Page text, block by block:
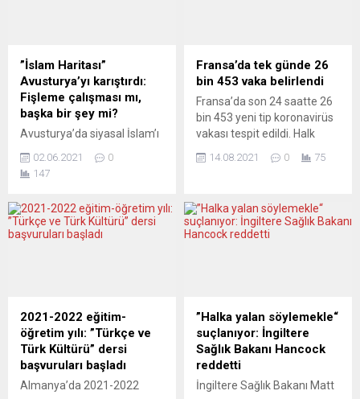
”İslam Haritası”
Avusturya’yı karıştırdı:
Fişleme çalışması mı,
başka bir şey mi?
Avusturya’da siyasal İslam’ı
kapsamında yayınlanan
“İslam Haritası” bazı İslami
tepkisiyle karşılandı.
Muhafazakâr Müslümanlar
olmadığını söyleyen “laik ve
inançlı Müslümanlar” ise
yanlış atılmış bir adımdan
söz edilemeyeceğini belirtti.
Siyasal İslam
Dökümantasyon Merkezi...
02.06.2021
0
147
Fransa’da tek günde 26
bin 453 vaka belirlendi
Fransa’da son 24 saatte 26
bin 453 yeni tip koronavirüs
vakası tespit edildi. Halk
açıkladığı verilere göre,
453 artışla 6 milyon 425 bin
436’ya yükseldi. Son 24
14.08.2021 0 75
2021-2022 eğitim-
öğretim yılı: ”Türkçe ve
Türk Kültürü” dersi
başvuruları başladı
Almanya’da 2021-2022
”Halka yalan söylemekle“
suçlanıyor: İngiltere
Sağlık Bakanı Hancock
reddetti
İngiltere Sağlık Bakanı Matt